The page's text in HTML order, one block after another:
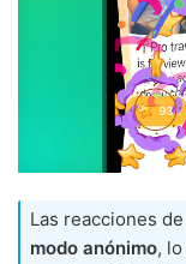
Las reacciones
modo anónimo,